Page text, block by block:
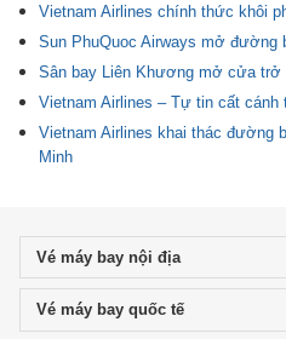
Vietnam Airlines chính thức khôi
Sun PhuQuoc Airways mở đường
Sân bay Liên Khương mở cửa trở
Vietnam Airlines – Tự tin cất cánh
Vietnam Airlines khai thác đường
Minh
Vé máy bay nội địaclick to
Vé máy bay quốc tếclick to